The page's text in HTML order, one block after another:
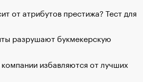
от атрибутов престижа? Тест для
разрушают букмекерскую
избавляются от лучших